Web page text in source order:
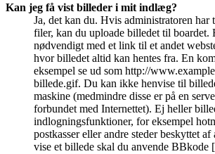
Kan jeg få vist billeder i mit indlæg?
Ja, det kan du. Hvis administratoren
filer, kan du uploade billedet til boardet.
nødvendigt med et link til et andet
hvor billedet altid kan hentes fra. En
eksempel se ud som http://
billede.gif. Du kan ikke henvise til
maskine (medmindre disse er på en
forbundet med Internettet). Ej heller
indlogningsfunktioner, for eksempel
postkasser eller andre steder beskyttet
vise et billede skal du anvende BBkode